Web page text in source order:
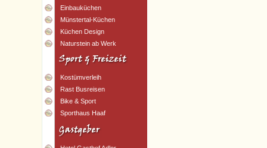
Einbauküchen
Münstertal-Küchen
Küchen Design
Naturstein ab Werk
Kostümverleih
Rast Busreisen
Bike & Sport
Sporthaus Haaf